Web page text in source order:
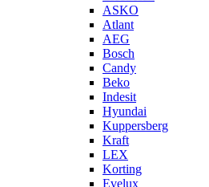
ASKO
Atlant
AEG
Bosch
Candy
Beko
Indesit
Hyundai
Kuppersberg
Kraft
LEX
Korting
Evelux